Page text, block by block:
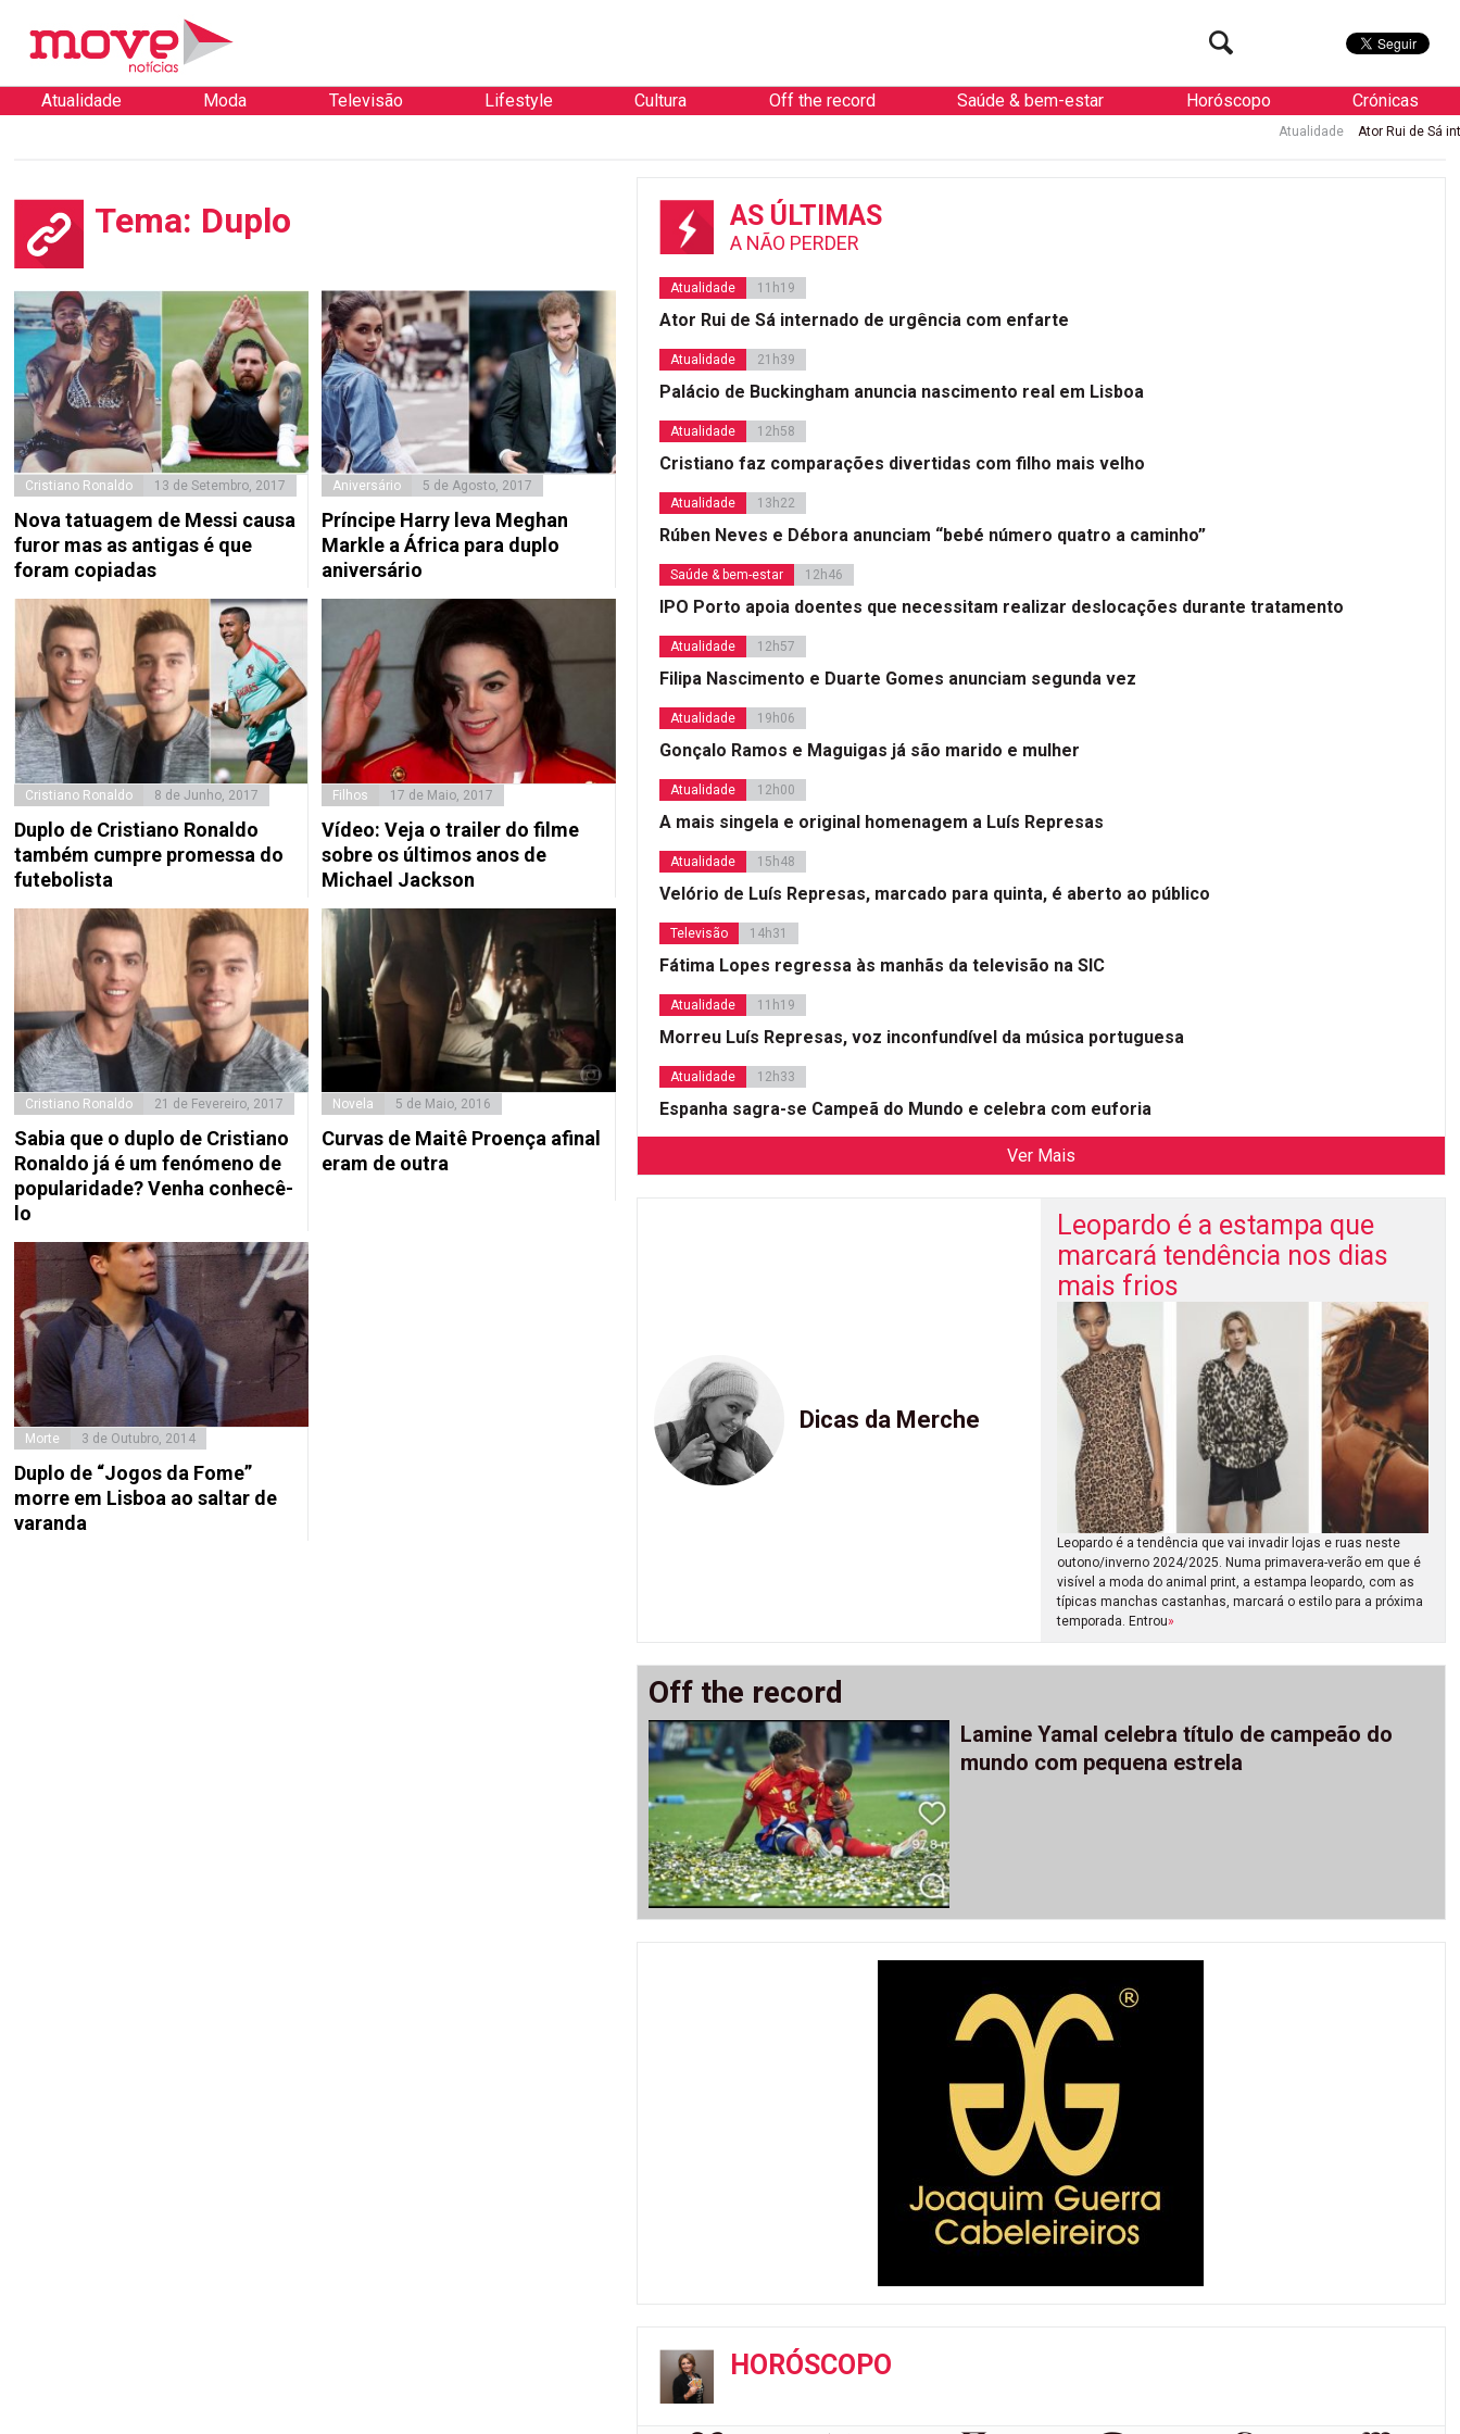
Atualidade Moda Televisão Lifestyle Cultura Off the record Saúde & bem-estar Horóscopo Crónicas
Atualidade Ator Rui de Sá internado
Tema: Duplo
Cristiano Ronaldo 13 de Setembro, 2017
Nova tatuagem de Messi causa
furor mas as antigas é que
foram copiadas
Aniversário 5 de Agosto, 2017
Príncipe Harry leva Meghan
Markle a África para duplo
aniversário
Cristiano Ronaldo 8 de Junho, 2017
Duplo de Cristiano Ronaldo
também cumpre promessa do
futebolista
Filhos 17 de Maio, 2017
Vídeo: Veja o trailer do filme
sobre os últimos anos de
Michael Jackson
Cristiano Ronaldo 21 de Fevereiro, 2017
Sabia que o duplo de Cristiano
Ronaldo já é um fenómeno de
popularidade? Venha conhecê-
lo
Novela 5 de Maio, 2016
Curvas de Maitê Proença afinal
eram de outra
Morte 3 de Outubro, 2014
Duplo de “Jogos da Fome”
morre em Lisboa ao saltar de
varanda
AS ÚLTIMAS
A NÃO PERDER
Atualidade 11h19
Ator Rui de Sá internado de urgência com enfarte
Atualidade 21h39
Palácio de Buckingham anuncia nascimento real em Lisboa
Atualidade 12h58
Cristiano faz comparações divertidas com filho mais velho
Atualidade 13h22
Rúben Neves e Débora anunciam “bebé número quatro a caminho”
Saúde & bem-estar 12h46
IPO Porto apoia doentes que necessitam realizar deslocações durante tratamento
Atualidade 12h57
Filipa Nascimento e Duarte Gomes anunciam segunda vez
Atualidade 19h06
Gonçalo Ramos e Maguigas já são marido e mulher
Atualidade 12h00
A mais singela e original homenagem a Luís Represas
Atualidade 15h48
Velório de Luís Represas, marcado para quinta, é aberto ao público
Televisão 14h31
Fátima Lopes regressa às manhãs da televisão na SIC
Atualidade 11h19
Morreu Luís Represas, voz inconfundível da música portuguesa
Atualidade 12h33
Espanha sagra-se Campeã do Mundo e celebra com euforia
Ver Mais
Dicas da Merche
Leopardo é a estampa que
marcará tendência nos dias
mais frios
Leopardo é a tendência que vai invadir lojas e ruas neste
outono/inverno 2024/2025. Numa primavera-verão em que é
visível a moda do animal print, a estampa leopardo, com as
típicas manchas castanhas, marcará o estilo para a próxima
temporada. Entrou»
Off the record
Lamine Yamal celebra título de campeão do
mundo com pequena estrela
HORÓSCOPO